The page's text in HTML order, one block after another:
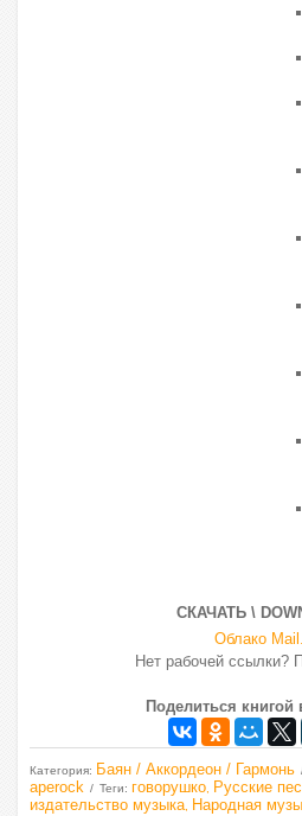
СКАЧАТЬ \
Облако
Нет рабочей ссылки?
Поделиться книгой
Категория: Баян / Аккордеон / Гармонь
aperock Теги: говорушко Русские
издательство музыка Народная